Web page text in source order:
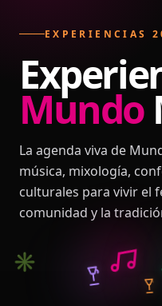
EXPERIENCIAS
Mundo
La agenda viva de
música, mixología,
culturales para vivir el
comunidad y la
✳